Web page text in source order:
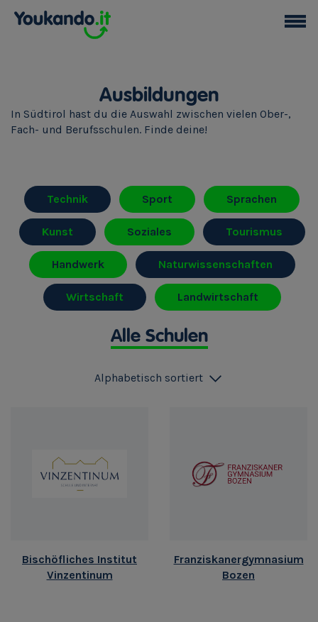
Ausbildungen
In Südtirol hast du die Auswahl zwischen vielen Ober-,
Fach- und Berufsschulen. Finde deine!
Technik Sport Sprachen
Kunst Soziales Tourismus
Handwerk Naturwissenschaften
Wirtschaft Landwirtschaft
Alle Schulen
Alphabetisch sortiert
Bischöfliches Institut
Vinzentinum
Franziskanergymnasium
Bozen